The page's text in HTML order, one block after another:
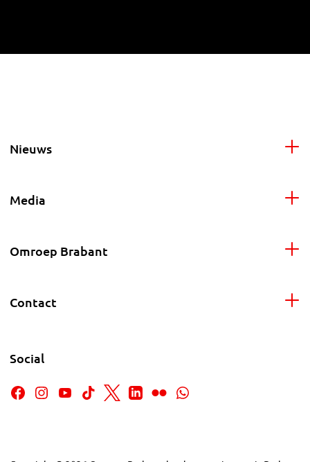
Nieuws
Media
Omroep Brabant
Contact
Social